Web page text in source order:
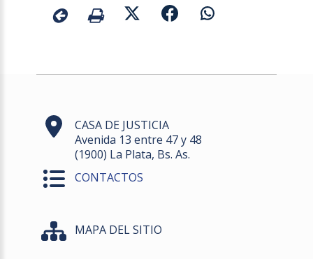
CASA DE JUSTICIA
Avenida 13 entre 47 y 48
(1900) La Plata, Bs. As.
CONTACTOS
MAPA DEL SITIO